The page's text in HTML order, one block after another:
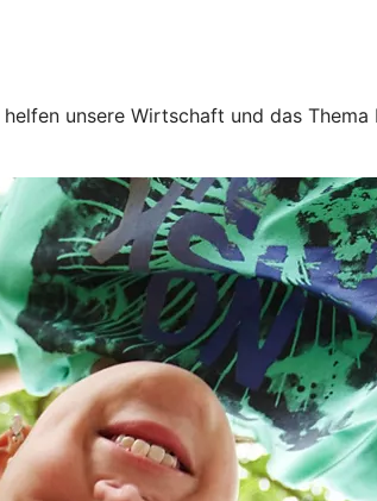
unsere Wirtschaft und das Thema